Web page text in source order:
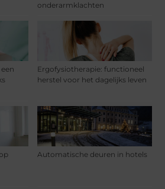
onderarmklachten
Ergofysiotherapie: functioneel
herstel voor het dagelijks leven
Automatische deuren in hotels